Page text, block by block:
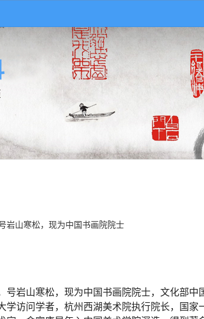
岩山寒松，现为中国书画院院士
号岩山寒松，现为中国书画院院士，文化部中
学访问学者，杭州西湖美术院执行院长，国家